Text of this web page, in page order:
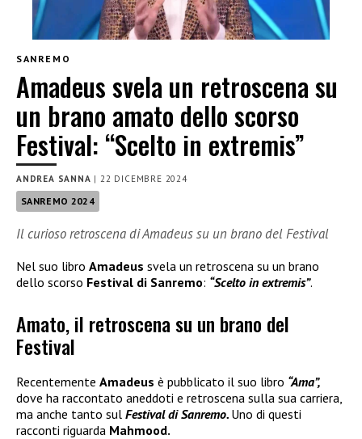
SANREMO
Amadeus svela un retroscena su
un brano amato dello scorso
Festival: “Scelto in extremis”
ANDREA SANNA |22 DICEMBRE 2024
SANREMO 2024
Il curioso retroscena di Amadeus su un brano del Festival
Nel suo libro Amadeus svela un retroscena su un brano
dello scorso Festival di Sanremo: “Scelto in extremis”.
Amato, il retroscena su un brano del
Festival
Recentemente Amadeus è pubblicato il suo libro “Ama”,
dove ha raccontato aneddoti e retroscena sulla sua carriera,
ma anche tanto sul Festival di Sanremo. Uno di questi
racconti riguarda Mahmood.